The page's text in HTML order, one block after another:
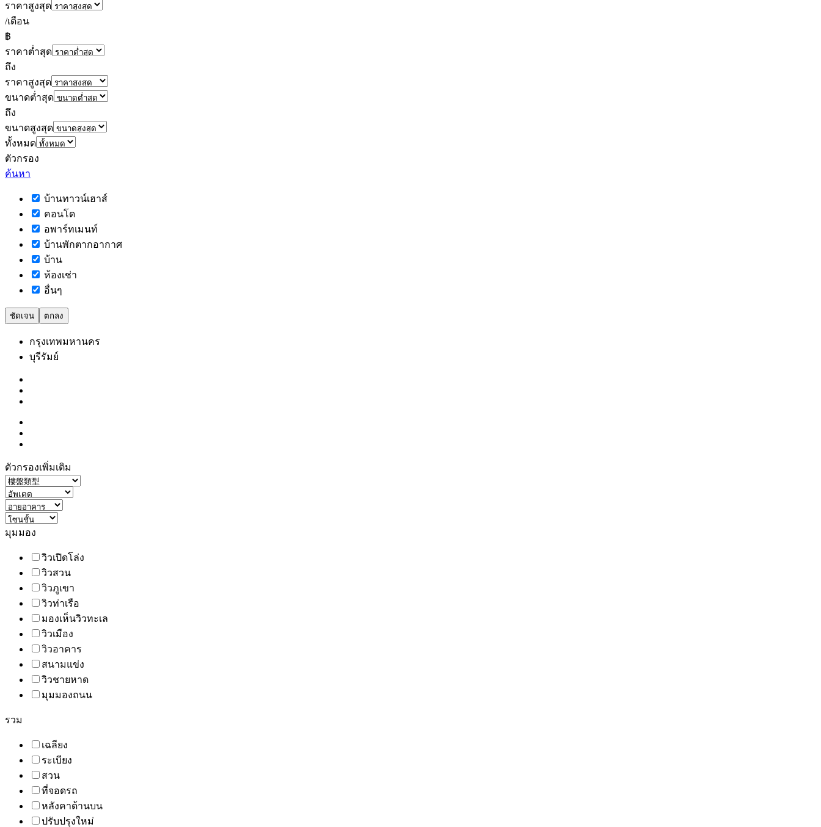
ราคาสูงสุด
/เดือน
฿
ราคาต่ำสุด
ถึง
ราคาสูงสุด
ขนาดต่ำสุด
ถึง
ขนาดสูงสุด
ทั้งหมด
ตัวกรอง
ค้นหา
บ้านทาวน์เฮาส์
คอนโด
อพาร์ทเมนท์
บ้านพักตากอากาศ
บ้าน
ห้องเช่า
อื่นๆ
ชัดเจน ตกลง
กรุงเทพมหานคร
บุรีรัมย์
ตัวกรองเพิ่มเติม
มุมมอง
วิวเปิดโล่ง
วิวสวน
วิวภูเขา
วิวท่าเรือ
มองเห็นวิวทะเล
วิวเมือง
วิวอาคาร
สนามแข่ง
วิวชายหาด
มุมมองถนน
รวม
เฉลียง
ระเบียง
สวน
ที่จอดรถ
หลังคาด้านบน
ปรับปรุงใหม่